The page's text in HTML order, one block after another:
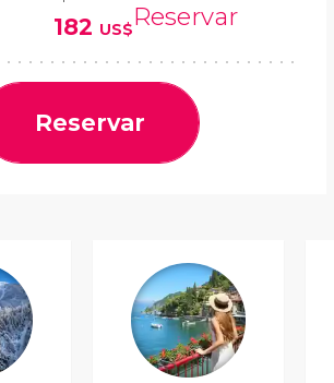
182 US$Reservar
Reservar